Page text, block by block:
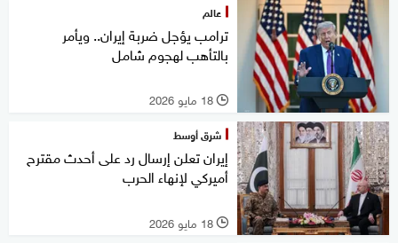
عالم
ترامب يؤجل ضربة إيران.. ويأمر
بالتأهب لهجوم شامل
l 18 مايو 2026
شرق أوسط
إيران تعلن إرسال رد على أحدث مقترح
أميركي لإنهاء الحرب
l 18 مايو 2026